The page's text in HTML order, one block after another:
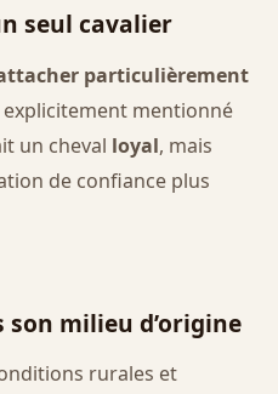
seul cavalier
particulièrement
mentionné
un cheval loyal, mais
de confiance plus
milieu d’origine
rurales et